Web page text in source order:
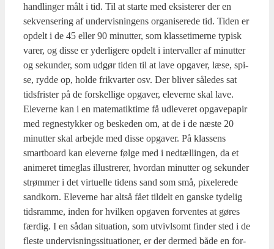
handling­er målt i tid. Til at star­te med eksi­ste­rer der en
sekven­se­ring af under­vis­nin­gens orga­ni­se­re­de tid. Tiden er
opdelt i de 45 eller 90 minut­ter, som klas­se­ti­mer­ne typisk
varer, og dis­se er yder­li­ge­re opdelt i inter­val­ler af minut­ter
og sekun­der, som udgør tiden til at lave opga­ver, læse, spi­
se, ryd­de op, hol­de frik­var­ter osv. Der bli­ver såle­des sat
tids­fri­ster på de for­skel­li­ge opga­ver, ele­ver­ne skal lave.
Ele­ver­ne kan i en mate­ma­tik­ti­me få udle­ve­ret opga­ve­pa­pir
med reg­ne­styk­ker og beske­den om, at de i de næste 20
minut­ter skal arbej­de med dis­se opga­ver. På klas­sens
smart­bo­ard kan ele­ver­ne føl­ge med i nedtæl­lin­gen, da et
ani­me­ret timeg­las illu­stre­rer, hvor­dan minut­ter og sekun­der
strøm­mer i det vir­tu­el­le tidens sand som små, pixe­le­re­de
sand­korn. Ele­ver­ne har alt­så fået til­delt en gan­ske tyde­lig
tids­ram­me, inden for hvil­ken opga­ven for­ven­tes at gøres
fær­dig. I en sådan situ­a­tion, som utvivl­s­omt fin­der sted i de
fle­ste under­vis­nings­si­tu­a­tio­ner, er der der­med både en for­